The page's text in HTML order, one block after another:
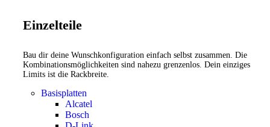
Einzelteile
Bau dir deine Wunschkonfiguration einfach selbst zusammen. Die
Kombinationsmöglichkeiten sind nahezu grenzenlos. Dein einziges
Limits ist die Rackbreite.
Basisplatten
Alcatel
Bosch